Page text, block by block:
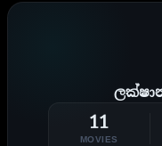
11
MOVIES